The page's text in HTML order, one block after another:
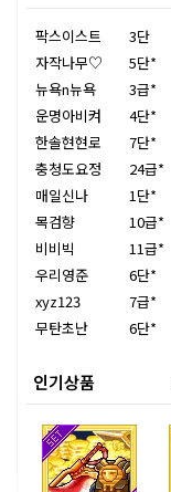
팍스이스트 3단
자작나무♡
5단*
뉴욕n뉴욕
3급*
운명아비켜
4단*
한솔현현로
7단*
충청도요정
24급*
매일신나
1단*
목검향
10급*
비비빅
11급*
우리영준
6단*
xyz123
7급*
무탄초난
6단*
인기상품